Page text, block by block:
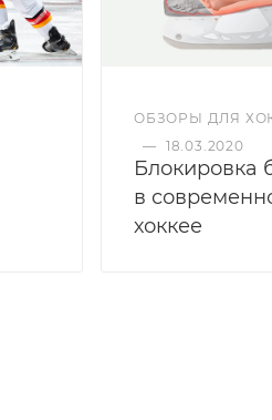
ОБЗОРЫ ДЛЯ
— 18.03.2020
Блокировка
в
хоккее